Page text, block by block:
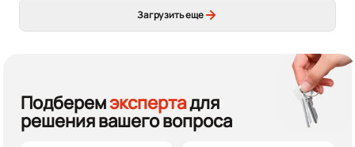
Загрузить еще
Подберемэкспертадля
решения вашего вопроса